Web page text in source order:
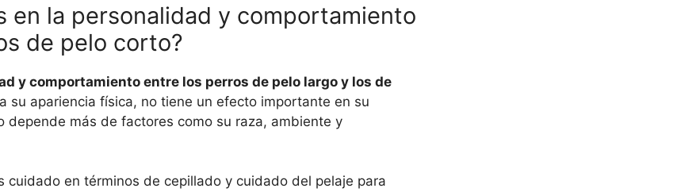
en la personalidad y comportamiento
de pelo corto?
y comportamiento entre los perros de pelo largo y los de
su apariencia física, no tiene un efecto importante en su
más de factores como su raza, ambiente y
en términos de cepillado y cuidado del pelaje para